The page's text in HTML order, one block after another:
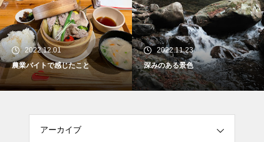
2022.11.23
深みのある景色
2022.11.14
早起きしたから見れたもの
アーカイブ